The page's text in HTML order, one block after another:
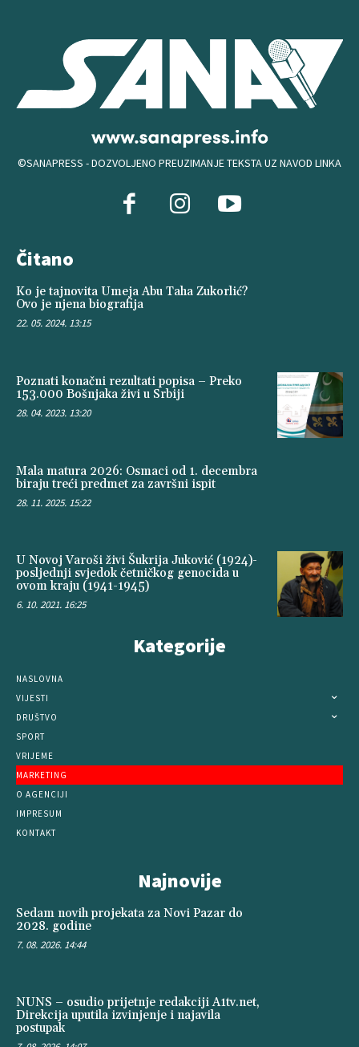
©SANAPRESS - DOZVOLJENO PREUZIMANJE TEKSTA UZ NAVOD LINKA
Čitano
Ko je tajnovita Umeja Abu Taha Zukorlić?
Ovo je njena biografija
22. 05. 2024. 13:15
Poznati konačni rezultati popisa – Preko
153.000 Bošnjaka živi u Srbiji
28. 04. 2023. 13:20
Mala matura 2026: Osmaci od 1. decembra
biraju treći predmet za završni ispit
28. 11. 2025. 15:22
U Novoj Varoši živi Šukrija Juković (1924)-
posljednji svjedok četničkog genocida u
ovom kraju (1941-1945)
6. 10. 2021. 16:25
Kategorije
NASLOVNA
VIJESTI
DRUŠTVO
SPORT
VRIJEME
MARKETING
O AGENCIJI
IMPRESUM
KONTAKT
Najnovije
Sedam novih projekata za Novi Pazar do
2028. godine
7. 08. 2026. 14:44
NUNS – osudio prijetnje redakciji A1tv.net,
Direkcija uputila izvinjenje i najavila
postupak